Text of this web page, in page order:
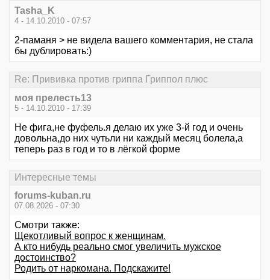
Tasha_K
4 - 14.10.2010 - 07:57
2-паманя > не видела вашего комментария, не стала
бы дублировать:)
Re: Прививка против гриппа Гриппол плюс
моя прелесть13
5 - 14.10.2010 - 17:39
Не фига,не фуфель.я делаю их уже 3-й год и очень
довольна,до них чутьли ни каждый месяц болела,а
теперь раз в год и то в лёгкой форме
Интересные темы
forums-kuban.ru
07.08.2026 - 07:30
Смотри также:
Щекотливый вопрос к женщинам.
А кто нибудь реально смог увеличить мужское
достоинство?
Родить от наркомана. Подскажите!